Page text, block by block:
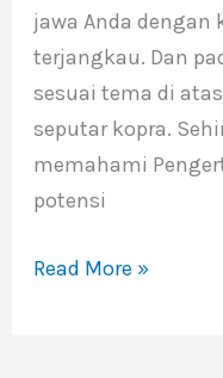
jawa Anda dengan
terjangkau. Dan
sesuai tema di
seputar kopra.
memahami
potensi
Read More »